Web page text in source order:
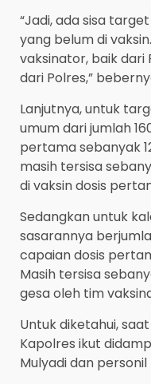
“Jadi, ada sisa
yang belum di
vaksinator, baik dari
dari Polres,”
Lanjutnya, untuk
umum dari jumlah
pertama sebanyak
masih tersisa
di vaksin dosis
Sedangkan untuk
sasarannya
capaian dosis
Masih tersisa
gesa oleh tim
Untuk diketahui,
Kapolres ikut
Mulyadi dan personil